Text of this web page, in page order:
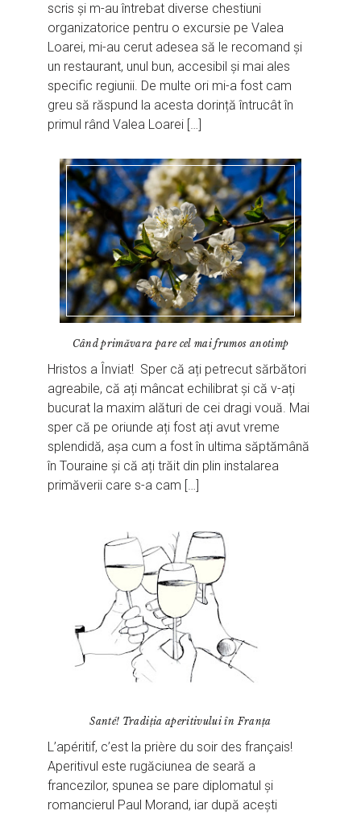
scris și m-au întrebat diverse chestiuni
organizatorice pentru o excursie pe Valea
Loarei, mi-au cerut adesea să le recomand și
un restaurant, unul bun, accesibil și mai ales
specific regiunii. De multe ori mi-a fost cam
greu să răspund la acesta dorință întrucât în
primul rând Valea Loarei […]
Când primăvara pare cel mai frumos anotimp
Hristos a Înviat! Sper că ați petrecut sărbători
agreabile, că ați mâncat echilibrat și că v-ați
bucurat la maxim alături de cei dragi vouă. Mai
sper că pe oriunde ați fost ați avut vreme
splendidă, așa cum a fost în ultima săptămână
în Touraine și că ați trăit din plin instalarea
primăverii care s-a cam […]
Santé! Tradiția aperitivului în Franța
L’apéritif, c’est la prière du soir des français!
Aperitivul este rugăciunea de seară a
francezilor, spunea se pare diplomatul și
romancierul Paul Morand, iar după acești